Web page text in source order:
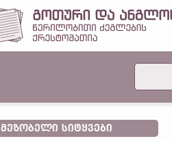
ᲛᲔᲖᲝᲑᲔᲚᲘ ᲡᲘᲢᲧᲕᲔᲑᲘ